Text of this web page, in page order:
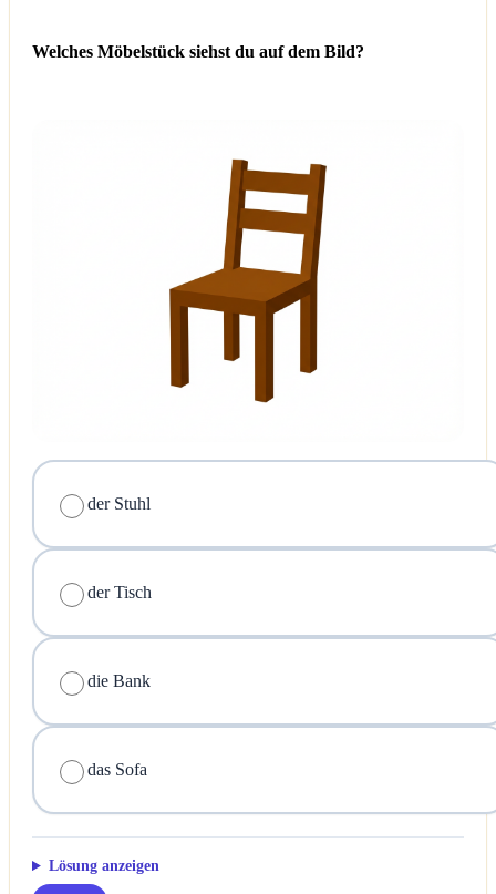
Welches Möbelstück siehst du auf dem Bild?
der Stuhl
der Tisch
die Bank
das Sofa
Lösung anzeigen